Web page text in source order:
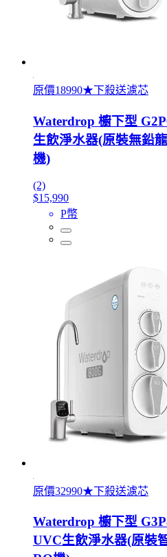
原價18990★下殺送濾芯
Waterdrop 櫥下型
生飲淨水器(原裝無鉛
機)
(2)
$15,990
P幣
原價32990★下殺送濾芯
Waterdrop 櫥下型
UVC生飲淨水器(原裝